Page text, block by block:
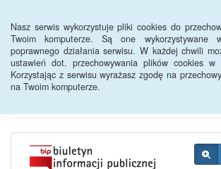
Nasz serwis wykorzystuje pliki cookies do
Twoim komputerze. Są one wykorzystywane
poprawnego działania serwisu. W każdej chwili
ustawień dot. przechowywania plików cookies w
Korzystając z serwisu wyrażasz zgodę na
na Twoim komputerze.
BIP - Urząd
Wyśmierzyce